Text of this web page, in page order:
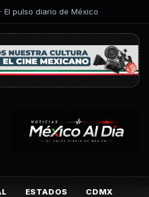
El pulso diario de México
ESTADOS CDMX